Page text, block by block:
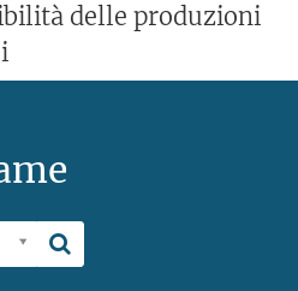
delle produzioni